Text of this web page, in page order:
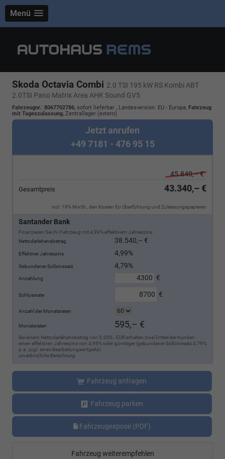
Menü
Skoda Octavia Combi 2.0 TSI 195 kW RS Kombi ABT
2.0TSI Pano Matrix Area AHK Sound GV5
Fahrzeugnr.: 8067702786, sofort lieferbar , Landesversion: EU - Europa, Fahrzeug
mit Tageszulassung, Zentrallager (extern)
Jetzt anrufen
+49 7181 - 476 95 15
45.840,– €
Gesamtpreis 43.340,– €
incl. 19% MwSt., den Kosten für Überführung und Zulassungspapieren
Santander Bank
Finanzieren Sie Ihr Fahrzeug mit 4,99% effektivem Jahreszins.
Nettodarlehensbetrag
38.540,– €
Effektiver Jahreszins 4,99%
Gebundener Sollzinssatz 4,79%
Anzahlung €
Schlussrate €
Anzahl der Monatsraten
Monatsraten 595,– €
Bei einem Nettodarlehensbetrag von 5.000,- EUR erhalten zwei Drittel der Kunden
einen effektiven Jahreszins von 4,99% oder günstiger (gebundener Sollzinssatz 4,79%
p.a. zzgl. eines Bearbeitungsentgelts).
unverbindliche Berechnung
Fahrzeug anfragen
Fahrzeug parken
Fahrzeugexposé (PDF)
Fahrzeug weiterempfehlen